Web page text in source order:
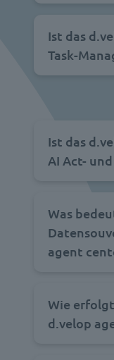
Ist das
Task-
Ist das
AI Act-
Was
agent
Wie
d.velop